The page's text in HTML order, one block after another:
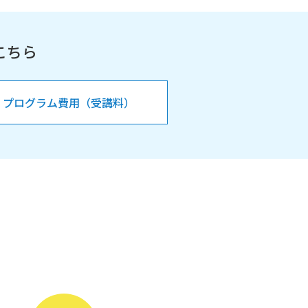
ちら
プログラム費用（受講料）